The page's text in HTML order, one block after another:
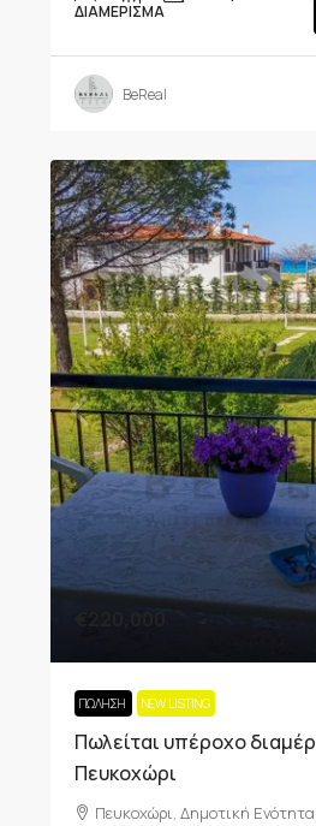
ΔΙΑΜΈΡΙΣΜΑ
BeReal
ΠΏΛΗΣΗ NEW LISTING
Πωλείται υπέροχο
Πευκοχώρι
Πευκοχώρι, Δημοτική